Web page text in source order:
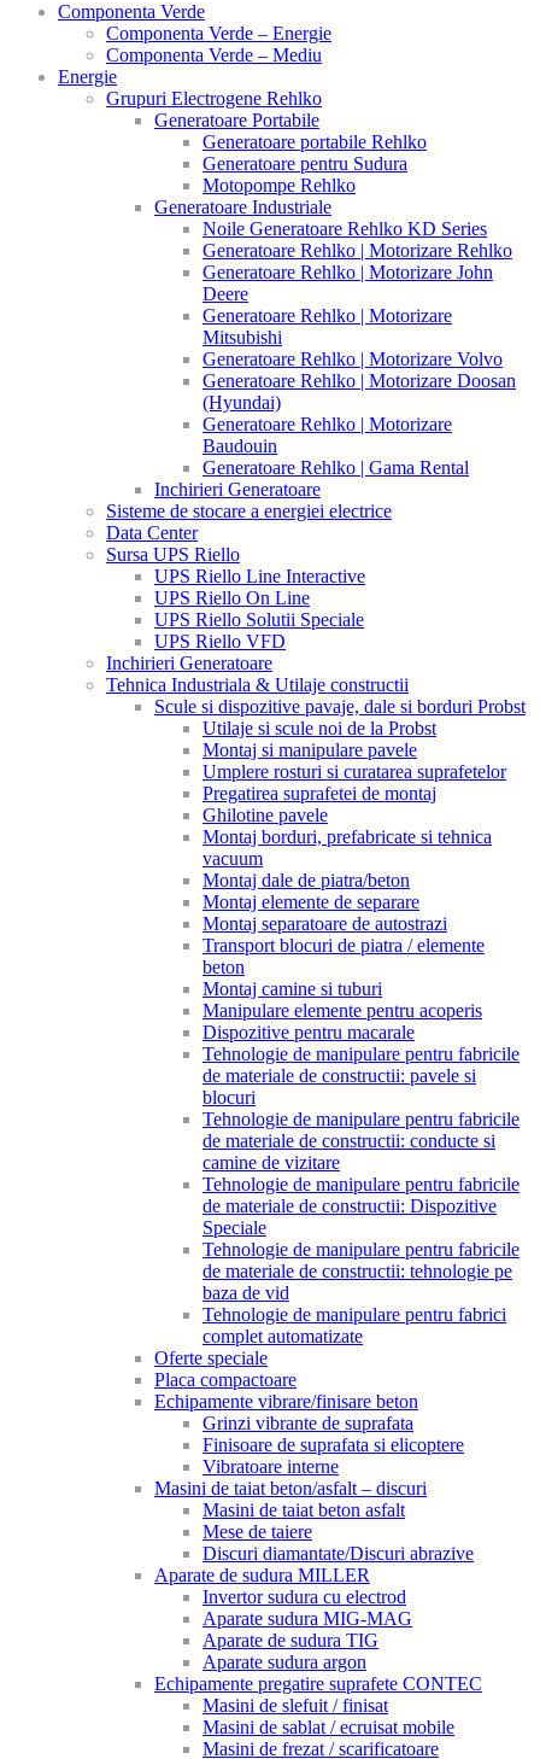
Componenta Verde
Componenta Verde – Energie
Componenta Verde – Mediu
Energie
Grupuri Electrogene Rehlko
Generatoare Portabile
Generatoare portabile Rehlko
Generatoare pentru Sudura
Motopompe Rehlko
Generatoare Industriale
Noile Generatoare Rehlko KD Series
Generatoare Rehlko | Motorizare Rehlko
Generatoare Rehlko | Motorizare John
Deere
Generatoare Rehlko | Motorizare
Mitsubishi
Generatoare Rehlko | Motorizare Volvo
Generatoare Rehlko | Motorizare Doosan
(Hyundai)
Generatoare Rehlko | Motorizare
Baudouin
Generatoare Rehlko | Gama Rental
Inchirieri Generatoare
Sisteme de stocare a energiei electrice
Data Center
Sursa UPS Riello
UPS Riello Line Interactive
UPS Riello On Line
UPS Riello Solutii Speciale
UPS Riello VFD
Inchirieri Generatoare
Tehnica Industriala & Utilaje constructii
Scule si dispozitive pavaje, dale si borduri Probst
Utilaje si scule noi de la Probst
Montaj si manipulare pavele
Umplere rosturi si curatarea suprafetelor
Pregatirea suprafetei de montaj
Ghilotine pavele
Montaj borduri, prefabricate si tehnica
vacuum
Montaj dale de piatra/beton
Montaj elemente de separare
Montaj separatoare de autostrazi
Transport blocuri de piatra / elemente
beton
Montaj camine si tuburi
Manipulare elemente pentru acoperis
Dispozitive pentru macarale
Tehnologie de manipulare pentru fabricile
de materiale de constructii: pavele si
blocuri
Tehnologie de manipulare pentru fabricile
de materiale de constructii: conducte si
camine de vizitare
Tehnologie de manipulare pentru fabricile
de materiale de constructii: Dispozitive
Speciale
Tehnologie de manipulare pentru fabricile
de materiale de constructii: tehnologie pe
baza de vid
Tehnologie de manipulare pentru fabrici
complet automatizate
Oferte speciale
Placa compactoare
Echipamente vibrare/finisare beton
Grinzi vibrante de suprafata
Finisoare de suprafata si elicoptere
Vibratoare interne
Masini de taiat beton/asfalt – discuri
Masini de taiat beton asfalt
Mese de taiere
Discuri diamantate/Discuri abrazive
Aparate de sudura MILLER
Invertor sudura cu electrod
Aparate sudura MIG-MAG
Aparate de sudura TIG
Aparate sudura argon
Echipamente pregatire suprafete CONTEC
Masini de slefuit / finisat
Masini de sablat / ecruisat mobile
Masini de frezat / scarificatoare